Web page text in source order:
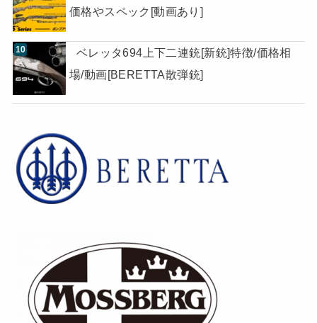
価格やスペック[動画あり]
ベレッタ694上下二連銃[新銃]特徴/価格相
場/動画[BERETTA散弾銃]